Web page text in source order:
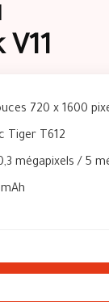
720 x 1600
Tiger T612
mégapixels / 5